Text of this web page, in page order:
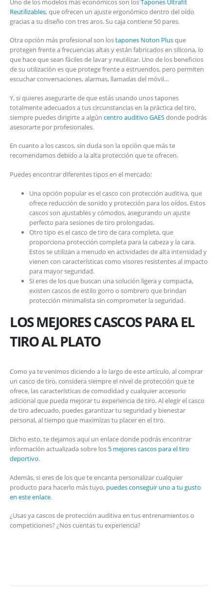
Uno de los modelos más económicos son losTapones Ultrafit
Reutilizables, que ofrecen un ajuste ergonómico dentro del oído
gracias a su diseño con tres aros. Su caja contiene 50 pares.
Otra opción más profesional son lostapones Noton Plusque
protegen frente a frecuencias altas y están fabricados en silicona, lo
que hace que sean fáciles de lavar y reutilizar. Uno de los beneficios
de su utilización es que protege frente a estruendos, pero permiten
escuchar conversaciones, alarmas, llamadas del móvil…
Y, si quieres asegurarte de que estás usando unos tapones
totalmente adecuados a tus circunstancias en la práctica del tiro,
siempre puedes dirigirte a algún centro auditivo GAESdonde podrás
asesorarte por profesionales.
En cuanto a los cascos, sin duda son la opción que más te
recomendamos debido a la alta protección que te ofrecen.
Puedes encontrar diferentes tipos en el mercado:
Una opción popular es el casco con protección auditiva, que
ofrece reducción de sonido y protección para los oídos. Estos
cascos son ajustables y cómodos, asegurando un ajuste
perfecto para sesiones de tiro prolongadas.
Otro tipo es el casco de tiro de cara completa, que
proporciona protección completa para la cabeza y la cara.
Estos se utilizan a menudo en actividades de alta intensidad y
vienen con características como visores resistentes al impacto
para mayor seguridad.
Si eres de los que buscan una solución ligera y compacta,
existen cascos de estilo gorro o sombrero que brindan
protección minimalista sin comprometer la seguridad.
LOS MEJORES CASCOS PARA EL
TIRO AL PLATO
Como ya te venimos diciendo a lo largo de este artículo, al comprar
un casco de tiro, considera siempre el nivel de protección que te
ofrece, las características de comodidad y cualquier accesorio
adicional que pueda mejorar tu experiencia de tiro. Al elegir el casco
de tiro adecuado, puedes garantizar tu seguridad y bienestar
personal, al tiempo que maximizas tu placer en el tiro.
Dicho esto, te dejamos aquí un enlace donde podrás encontrar
información actualizada sobre los 5 mejores cascos para el tiro
deportivo.
Además, si eres de los que te encanta personalizar cualquier
producto para hacerlo más tuyo, puedes conseguir uno a tu gusto
en este enlace.
¿Usas ya cascos de protección auditiva en tus entrenamientos o
competiciones? ¿Nos cuentas tu experiencia?